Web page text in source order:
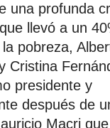
una profunda
llevó a un
pobreza,
Cristina
presidente y
después de
Macri